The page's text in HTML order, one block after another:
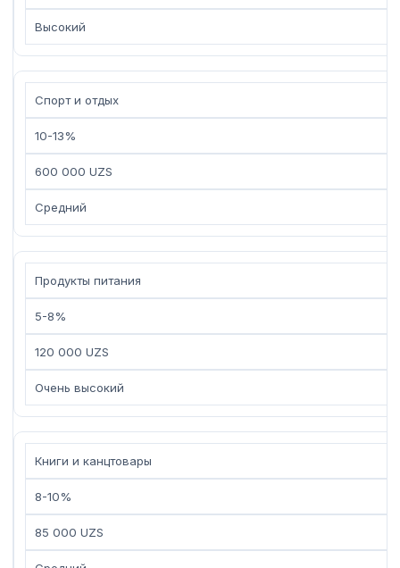
Высокий
Спорт и отдых
10-13%
600 000 UZS
Средний
Продукты питания
5-8%
120 000 UZS
Очень высокий
Книги и канцтовары
8-10%
85 000 UZS